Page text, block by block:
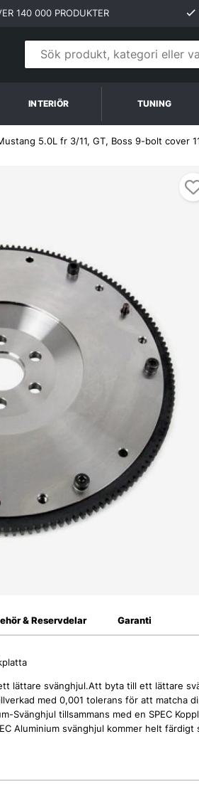
140 000 PRODUKTER
INTERIÖR TUNING
5.0L fr 3/11, GT, Boss 9-bolt cover
lättare svänghjul.Att byta till ett lättare
med 0,001 tolerans för att matcha
Svänghjul tillsammans med en SPEC
Aluminium svänghjul kommer helt färdigt
& Reservdelar Garanti